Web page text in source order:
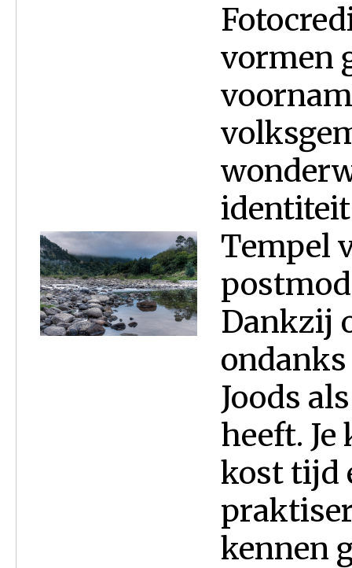
vormen
identiteit
Tempel
Dankzij
Joods
heeft. Je
kost tijd
kennen